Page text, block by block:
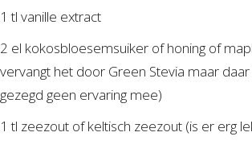
1 tl vanille extract
2 el kokosbloesemsuiker of honing of
vervangt het door Green Stevia maar
gezegd geen ervaring mee)
1 tl zeezout of keltisch zeezout (is er erg